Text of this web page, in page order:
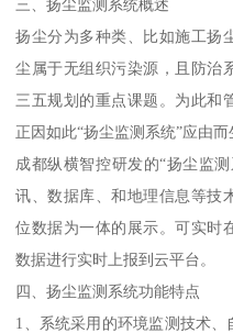
三、扬尘监测系统概述
扬尘分为多种类、比如施工扬
尘属于无组织污染源，且防治
三五规划的重点课题。为此和
正因如此“扬尘监测系统”应由而
成都纵横智控研发的“扬尘监
讯、数据库、和地理信息等技
位数据为一体的展示。可实时
数据进行实时上报到云平台。
四、扬尘监测系统功能特点
1、系统采用的环境监测技术